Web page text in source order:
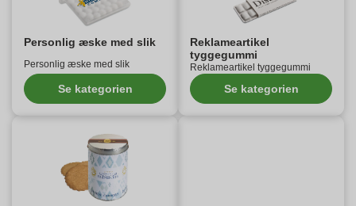
Personlig æske med slik
Personlig æske med slik
Se kategorien
Reklameartikel
tyggegummi
Reklameartikel tyggegummi
Se kategorien